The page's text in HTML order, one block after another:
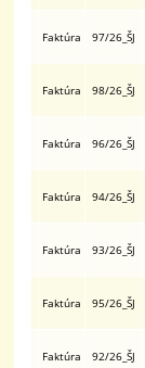
Faktúra 97/26_ŠJ
Faktúra 98/26_ŠJ
Faktúra 96/26_ŠJ
Faktúra 94/26_ŠJ
Faktúra 93/26_ŠJ
Faktúra 95/26_ŠJ
Faktúra 92/26_ŠJ